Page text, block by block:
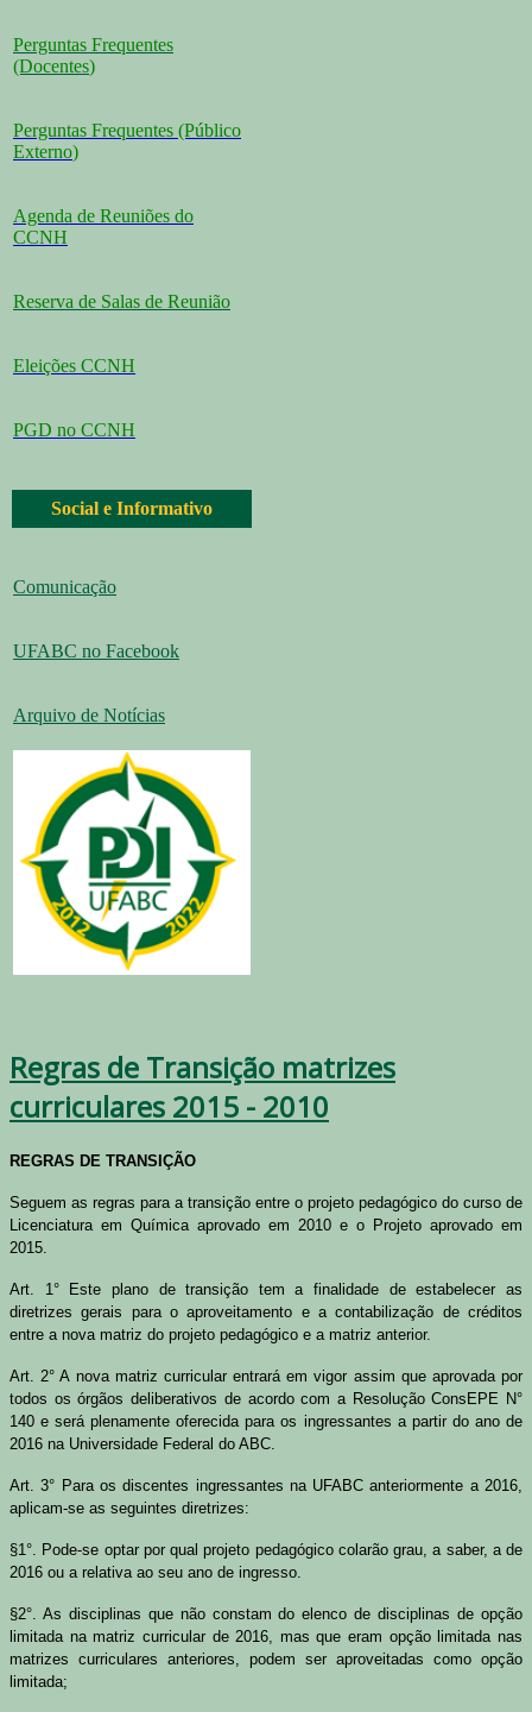
Perguntas Frequentes
(Docentes)
Perguntas Frequentes (Público
Externo)
Agenda de Reuniões do
CCNH
Reserva de Salas de Reunião
Eleições CCNH
PGD no CCNH
Social e Informativo
Comunicação
UFABC no Facebook
Arquivo de Notícias
Regras de Transição matrizes
curriculares 2015 - 2010
REGRAS DE TRANSIÇÃO
Seguem as regras para a transição entre o projeto pedagógico do curso de
Licenciatura em Química aprovado em 2010 e o Projeto aprovado em
2015.
Art. 1° Este plano de transição tem a finalidade de estabelecer as
diretrizes gerais para o aproveitamento e a contabilização de créditos
entre a nova matriz do projeto pedagógico e a matriz anterior.
Art. 2° A nova matriz curricular entrará em vigor assim que aprovada por
todos os órgãos deliberativos de acordo com a Resolução ConsEPE N°
140 e será plenamente oferecida para os ingressantes a partir do ano de
2016 na Universidade Federal do ABC.
Art. 3° Para os discentes ingressantes na UFABC anteriormente a 2016,
aplicam-se as seguintes diretrizes:
§1°. Pode-se optar por qual projeto pedagógico colarão grau, a saber, a de
2016 ou a relativa ao seu ano de ingresso.
§2°. As disciplinas que não constam do elenco de disciplinas de opção
limitada na matriz curricular de 2016, mas que eram opção limitada nas
matrizes curriculares anteriores, podem ser aproveitadas como opção
limitada;